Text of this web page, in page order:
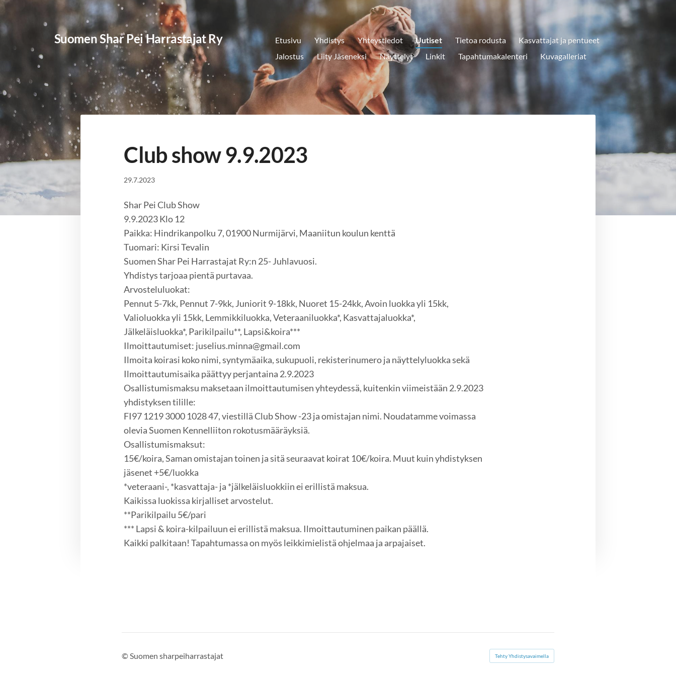
sivun
Suomen Shar Pei Harrastajat Ry Etusivu Yhdistys Yhteystiedot Uutiset Tietoa rodusta
Kasvattajat ja pentueet
Jalostus
Liity Jäseneksi Näyttelyt Linkit Tapahtumakalenteri Kuvagalleriat
Club show 9.9.2023
29.7.2023
Shar Pei Club Show
9.9.2023 Klo 12
Paikka: Hindrikanpolku 7, 01900 Nurmijärvi, Maaniitun koulun kenttä
Tuomari: Kirsi Tevalin
Suomen Shar Pei Harrastajat Ry:n 25- Juhlavuosi.
Yhdistys tarjoaa pientä purtavaa.
Arvosteluluokat:
Pennut 5-7kk, Pennut 7-9kk, Juniorit 9-18kk, Nuoret 15-24kk, Avoin luokka yli 15kk,
Valioluokka yli 15kk, Lemmikkiluokka, Veteraaniluokka*, Kasvattajaluokka*,
Jälkeläisluokka*, Parikilpailu**, Lapsi&koira***
Ilmoittautumiset: juselius.minna@gmail.com
Ilmoita koirasi koko nimi, syntymäaika, sukupuoli, rekisterinumero ja näyttelyluokka sekä
Ilmoittautumisaika päättyy perjantaina 2.9.2023
Osallistumismaksu maksetaan ilmoittautumisen yhteydessä, kuitenkin viimeistään 2.9.2023
yhdistyksen tilille:
FI97 1219 3000 1028 47, viestillä Club Show -23 ja omistajan nimi. Noudatamme voimassa
olevia Suomen Kennelliiton rokotusmääräyksiä.
Osallistumismaksut:
15€/koira, Saman omistajan toinen ja sitä seuraavat koirat 10€/koira. Muut kuin yhdistyksen
jäsenet +5€/luokka
*veteraani-, *kasvattaja- ja *jälkeläisluokkiin ei erillistä maksua.
Kaikissa luokissa kirjalliset arvostelut.
**Parikilpailu 5€/pari
*** Lapsi & koira-kilpailuun ei erillistä maksua. Ilmoittautuminen paikan päällä.
Kaikki palkitaan! Tapahtumassa on myös leikkimielistä ohjelmaa ja arpajaiset.
© Suomen sharpeiharrastajat Tehty Yhdistysavaimella